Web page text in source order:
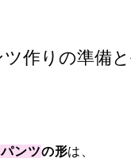
作りの準備
ンツの形は、